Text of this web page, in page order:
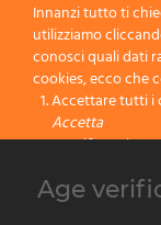
abbondante e
in Tasso
top di gamma
dimensioni potrebbero
Innanzi tutto ti
utilizziamo
conosci quali dati
cookies, ecco che
Accettare tutti i
Accetta
Specificare le
Bloccare tutti i
Age